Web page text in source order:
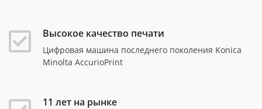
Высокое качество печати
Цифровая машина последнего поколения Konica
Minolta AccurioPrint
11 лет на рынке